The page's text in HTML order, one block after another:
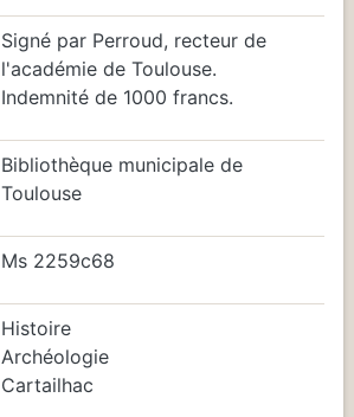
Signé par Perroud, recteur de
l'académie de Toulouse.
Indemnité de 1000 francs.
Bibliothèque municipale de
Toulouse
Ms 2259c68
Histoire
Archéologie
Cartailhac